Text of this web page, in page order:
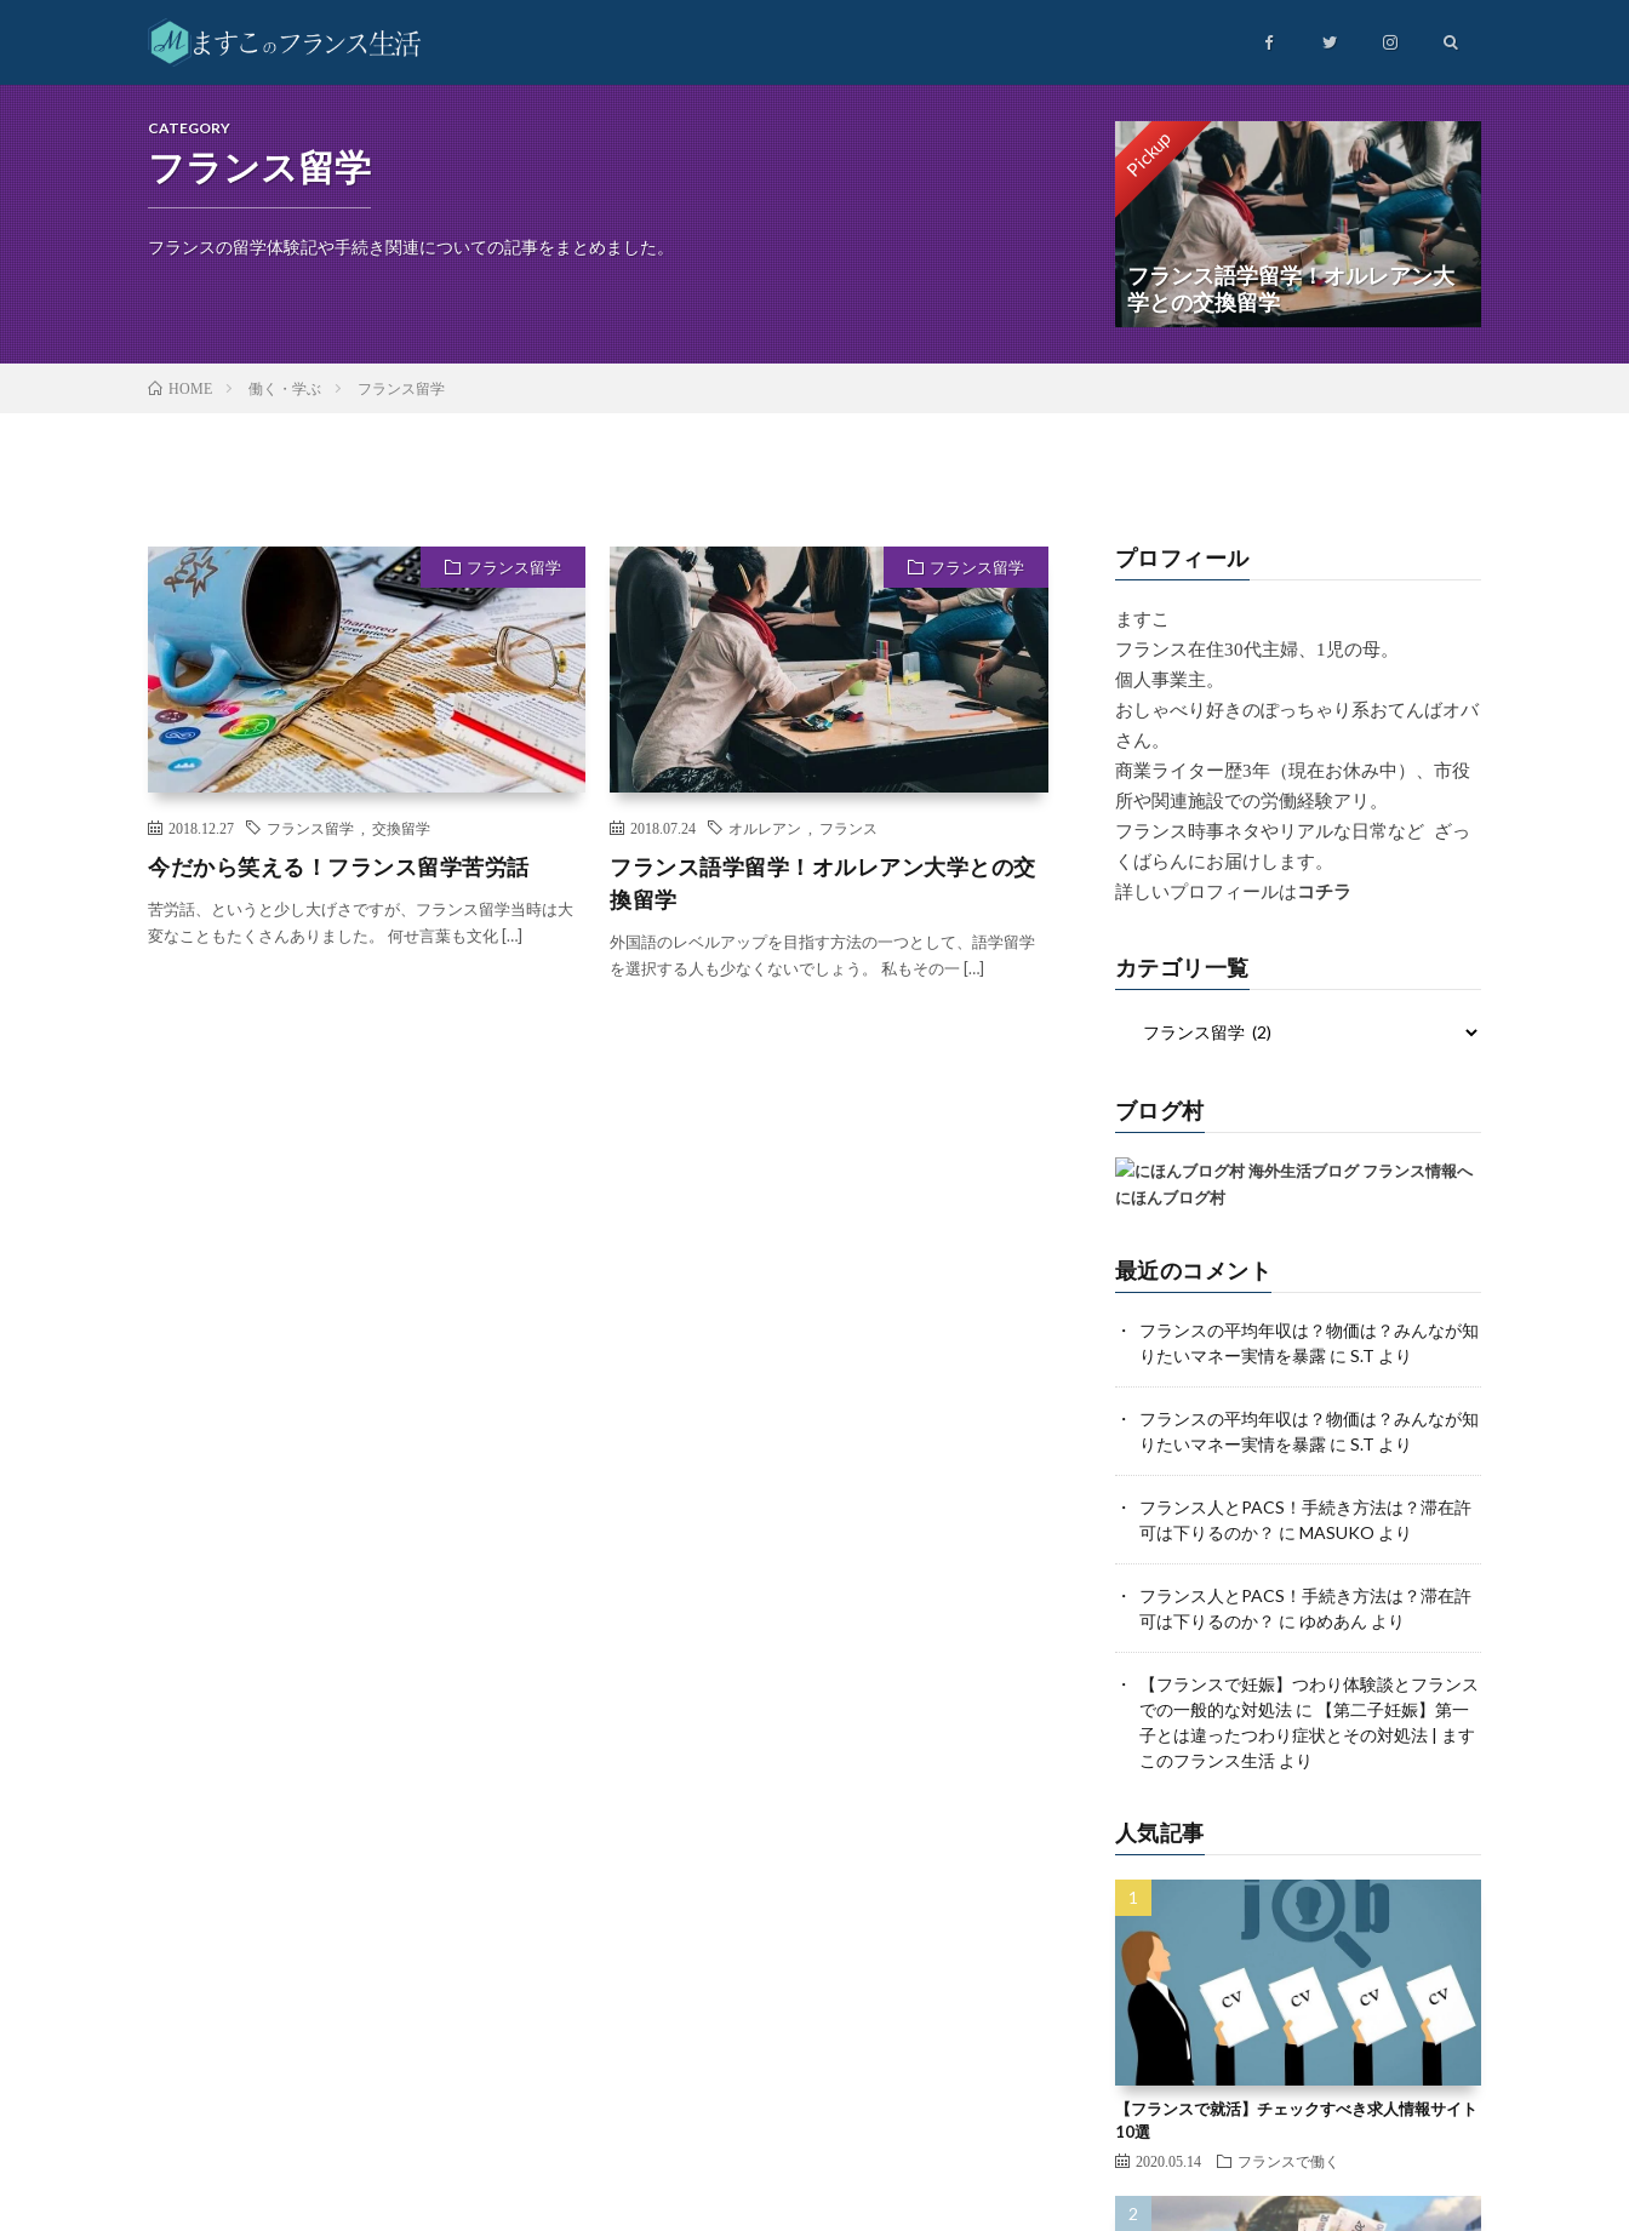
CATEGORY
フランス留学
フランスの留学体験記や手続き関連についての記事をまとめました。
Pickup
フランス語学留学！オルレアン大
学との交換留学
HOME 働く・学ぶ フランス留学
フランス留学
2018.12.27 フランス留学 交換留学
今だから笑える！フランス留学苦労話
苦労話、というと少し大げさですが、フランス留学当時は大
変なこともたくさんありました。 何せ言葉も文化 […]
フランス留学
2018.07.24 オルレアン フランス
フランス語学留学！オルレアン大学との交
換留学
外国語のレベルアップを目指す方法の一つとして、語学留学
を選択する人も少なくないでしょう。 私もその一 […]
プロフィール
ますこ
フランス在住30代主婦、1児の母。
個人事業主。
おしゃべり好きのぽっちゃり系おてんばオバ
さん。
商業ライター歴3年（現在お休み中）、市役
所や関連施設での労働経験アリ。
フランス時事ネタやリアルな日常など ざっ
くばらんにお届けします。
詳しいプロフィールはコチラ
カテゴリ一覧
ブログ村
にほんブログ村
最近のコメント
フランスの平均年収は？物価は？みんなが知
りたいマネー実情を暴露に S.T より
フランスの平均年収は？物価は？みんなが知
りたいマネー実情を暴露に S.T より
フランス人とPACS！手続き方法は？滞在許
可は下りるのか？ に MASUKO より
フランス人とPACS！手続き方法は？滞在許
可は下りるのか？ に ゆめあん より
【フランスで妊娠】つわり体験談とフランス
での一般的な対処法に
【第二子妊娠】第一
子とは違ったつわり症状とその対処法 | ます
このフランス生活より
人気記事
【フランスで就活】チェックすべき求人情報サイト
10選
2020.05.14 フランスで働く